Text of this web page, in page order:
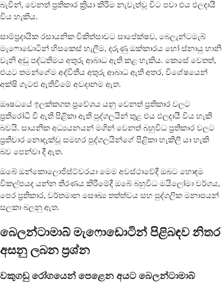
බැවින්, වෙනත් ප්‍රතිකාර ක්‍රියා කිරීම නැවැත්වූ විට පවා එය ඵලදායී
විය හැකිය.
සාම්ප්‍රදායික රසායනික චිකිත්සාවට සාපේක්ෂව, බෙලැන්ටමැබ්
මැෆොඩොටින් හිසකෙස් හැලීම, දරුණු ඔක්කාරය හෝ ස්නායු හානි
වැනි අඩු පද්ධතිමය අතුරු ආබාධ ඇති කළ හැකිය. කෙසේ වෙතත්,
එයට තමන්ගේම අද්විතීය අතුරු ආබාධ ඇති අතර, විශේෂයෙන්
අක්ෂි ගැටළු ඇතිවීමේ අවදානම ඇත.
ඖෂධයේ ඉලක්කගත ප්‍රවේශය යනු වෙනත් ප්‍රතිකාර වලට
ප්‍රතිරෝධී වී ඇති පිළිකා ඇති පුද්ගලයින් තුළ එය ඵලදායී විය හැකි
බවයි. සායනික අධ්‍යයනයන් මගින් වෙනත් බහුවිධ ප්‍රතිකාර වලට
ප්‍රතිචාර නොදැක්වූ සමහර පුද්ගලයින්ගේ පිළිකා හැකිලී යා හැකි
බව පෙන්වා දී ඇත.
ඔබේ ඔන්කොලොජිස්ට්වරයා මෙම අවස්ථාවේදී ඔබට හොඳම
විකල්පයද යන්න තීරණය කිරීමේදී ඔබේ බහුවිධ මයිලෝමා වර්ගය,
පෙර ප්‍රතිකාර, වර්තමාන සෞඛ්‍ය තත්ත්වය සහ පුද්ගලික මනාපයන්
සලකා බලනු ඇත.
බෙලන්ටාමාබ් මැෆොඩොටින් පිළිබඳව නිතර
අසනු ලබන ප්‍රශ්න
වකුගඩු රෝගයෙන් පෙළෙන අයට බෙලන්ටාමාබ්